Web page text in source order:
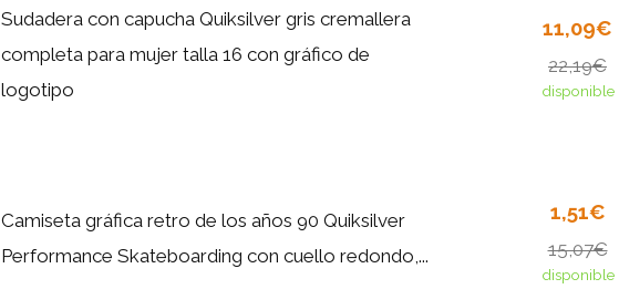
Sudadera con capucha Quiksilver gris cremallera
completa para mujer talla 16 con gráfico de
logotipo
11,09€
22,19€
disponible
Camiseta gráfica retro de los años 90 Quiksilver
Performance Skateboarding con cuello redondo,...
1,51€
15,07€
disponible